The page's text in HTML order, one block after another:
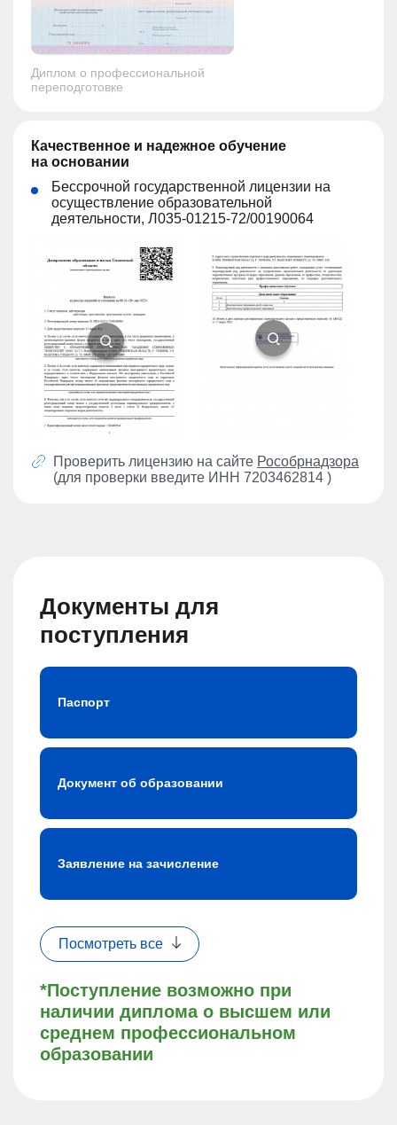
Диплом о профессиональной
переподготовке
Качественное и надежное обучение
на основании
Бессрочной государственной лицензии на
осуществление образовательной
деятельности, Л035-01215-72/00190064
Проверить лицензию на сайте Рособрнадзора
(для проверки введите ИНН 7203462814 )
Документы для
поступления
*Поступление возможно при
наличии диплома о высшем или
среднем профессиональном
образовании
Паспорт
Документ об образовании
Заявление на зачисление
Посмотреть все